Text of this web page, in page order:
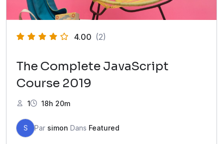
4.00 (2)
The Complete JavaScript
Course 2019
1 18h 20m
S Par simon Dans Featured